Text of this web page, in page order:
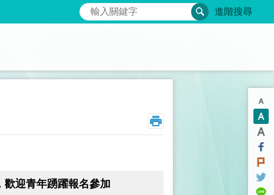
搜尋 進階搜尋
歡迎青年踴躍報名參加